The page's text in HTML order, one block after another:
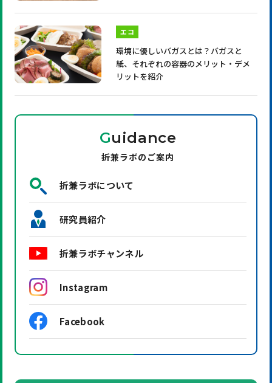
エコ
環境に優しいバガスとは？バガスと
紙、それぞれの容器のメリット・デメ
リットを紹介
Guidance
折兼ラボのご案内
折兼ラボについて
研究員紹介
折兼ラボチャンネル
Instagram
Facebook